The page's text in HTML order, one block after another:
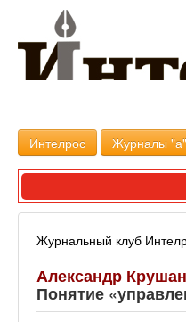
Интелрос Журналы
Журнальный клуб
Александр
Понятие